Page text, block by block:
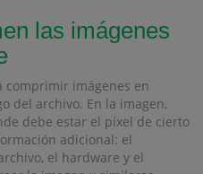
las imágenes
comprimir imágenes en
del archivo. En la imagen,
debe estar el píxel de cierto
adicional: el
el hardware y el